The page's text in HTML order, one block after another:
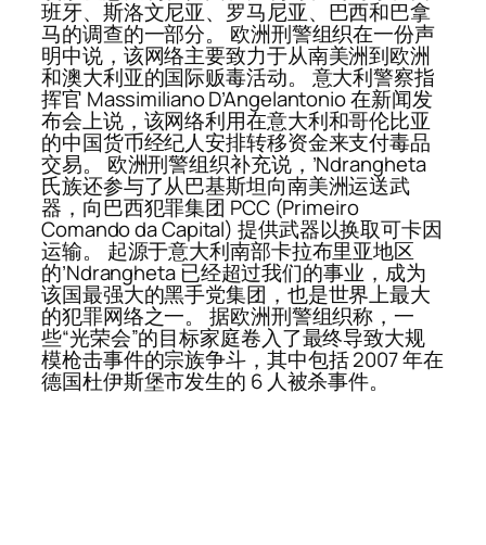
班牙、斯洛文尼亚、罗马尼亚、巴西和巴拿
马的调查的一部分。 欧洲刑警组织在一份声
明中说，该网络主要致力于从南美洲到欧洲
和澳大利亚的国际贩毒活动。 意大利警察指
挥官 Massimiliano D’Angelantonio 在新闻发
布会上说，该网络利用在意大利和哥伦比亚
的中国货币经纪人安排转移资金来支付毒品
交易。 欧洲刑警组织补充说，’Ndrangheta
氏族还参与了从巴基斯坦向南美洲运送武
器，向巴西犯罪集团 PCC (Primeiro
Comando da Capital) 提供武器以换取可卡因
运输。 起源于意大利南部卡拉布里亚地区
的’Ndrangheta 已经超过我们的事业，成为
该国最强大的黑手党集团，也是世界上最大
的犯罪网络之一。 据欧洲刑警组织称，一
些“光荣会”的目标家庭卷入了最终导致大规
模枪击事件的宗族争斗，其中包括 2007 年在
德国杜伊斯堡市发生的 6 人被杀事件。